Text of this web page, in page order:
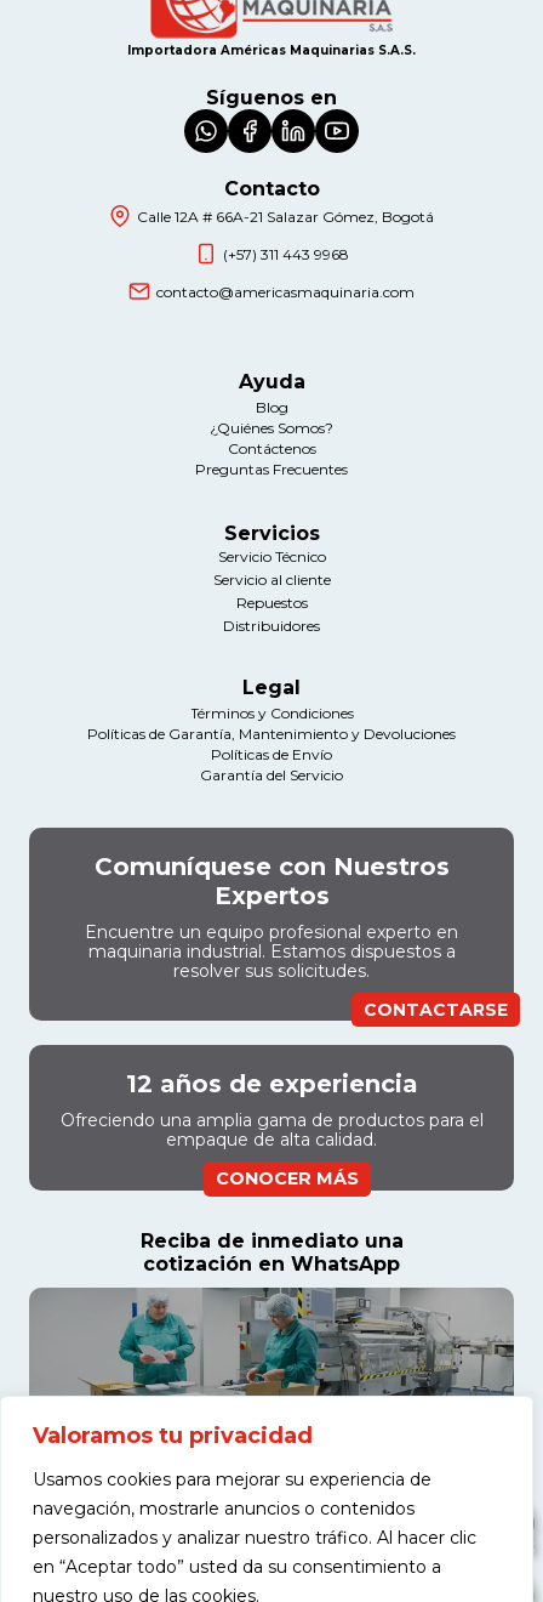
Valoramos tu privacidad
Usamos cookies para mejorar su experiencia de
navegación, mostrarle anuncios o contenidos
personalizados y analizar nuestro tráfico. Al hacer clic
en “Aceptar todo” usted da su consentimiento a
nuestro uso de las cookies.
Importadora Américas Maquinarias S.A.S.
Síguenos en
Contacto
Calle 12A # 66A-21 Salazar Gómez, Bogotá
(+57) 311 443 9968
contacto@americasmaquinaria.com
Ayuda
Blog
¿Quiénes Somos?
Contáctenos
Preguntas Frecuentes
Servicios
Servicio Técnico
Servicio al cliente
Repuestos
Distribuidores
Legal
Términos y Condiciones
Políticas de Garantía, Mantenimiento y Devoluciones
Políticas de Envío
Garantía del Servicio
Comuníquese con Nuestros
Expertos
Encuentre un equipo profesional experto en
maquinaria industrial. Estamos dispuestos a
resolver sus solicitudes.
CONTACTARSE
12 años de experiencia
Ofreciendo una amplia gama de productos para el
empaque de alta calidad.
CONOCER MÁS
Reciba de inmediato una
cotización en WhatsApp
COTIZAR